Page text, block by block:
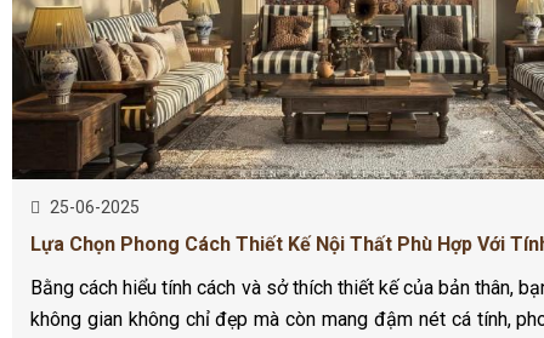
25-06-2025
Lựa Chọn Phong Cách Thiết Kế Nội Thất Phù Hợp Với
Bằng cách hiểu tính cách và sở thích thiết kế của bản thân,
không gian không chỉ đẹp mà còn mang đậm nét cá tính,